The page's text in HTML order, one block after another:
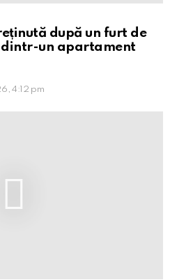
după un furt de
dintr-un apartament
4:12 pm